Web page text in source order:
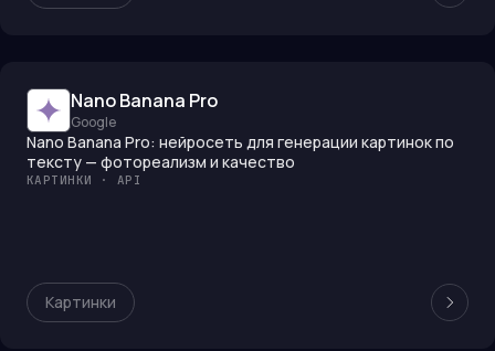
Nano Banana Pro
Google
Nano Banana Pro: нейросеть для генерации картинок по
тексту — фотореализм и качество
КАРТИНКИ · API
Картинки